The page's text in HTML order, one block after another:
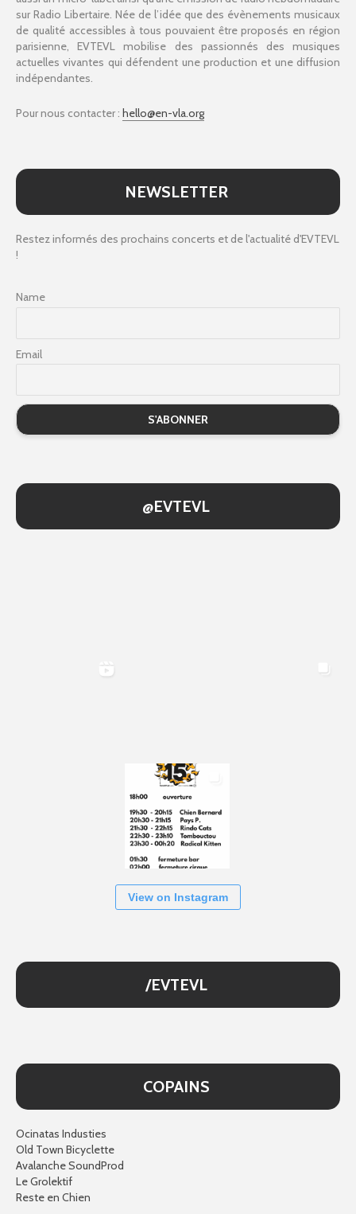
sur Radio Libertaire. Née de l’idée que des évènements musicaux
de qualité accessibles à tous pouvaient être proposés en région
parisienne, EVTEVL mobilise des passionnés des musiques
actuelles vivantes qui défendent une production et une diffusion
indépendantes.
Pour nous contacter : hello@en-vla.org
NEWSLETTER
Restez informés des prochains concerts et de l'actualité d'EVTEVL
!
Name
Email
@EVTEVL
View on Instagram
/EVTEVL
COPAINS
Ocinatas Industies
Old Town Bicyclette
Avalanche SoundProd
Le Grolektif
Reste en Chien